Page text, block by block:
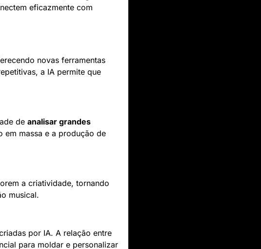
eficazmente com
novas ferramentas
a IA permite que
de analisar grandes
em massa e a produção de
a criatividade, tornando
musical.
por IA. A relação entre
para moldar e personalizar